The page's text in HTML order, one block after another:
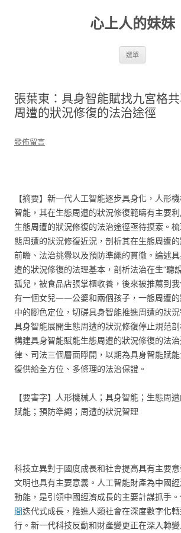
心上人的妹妹
選單
張葉東：具身智能賦找九宮格
周遭的狀況修復的法治途徑
發佈留言
【摘要】新一代人工智能逐步具身化，人形
智能，其在生態周遭的狀況修復範疇有主要
生態周遭的狀況修復的法治途徑亟待摸索。
態周遭的狀況修復近況，剖析其在生態周遭
前瞻、法治挑釁以及預防準繩的貫徹。論述
遭的狀況修復的法理基本，剖析法治在生“聽
孤兒，被食品店張掌櫃收養，後來被推薦到
有一個女兒——公婆和兩個孩子，一態周遭
中的腳色定位，切磋具身智能推進周遭的狀
具身智能展開生態周遭的狀況修復停止規范
構建具身智能賦能生態周遭的狀況修復的法
律、司法三個層面睜開，以期為具身智能賦
復供給全方位、多條理的法治保證。
【要害字】人形機械人；具身智能；生態周
賦能；預防準繩；周遭的狀況智理
科技立異對于國度成長和社會提高具有主要
文明也具有主要意義。人工智能財產為中國
動能，是引領中國經濟成長的主要計謀抓手
間迭代式成長，推進人類社會在深度數字化
行。新一代科技反動和財產變更正在深入轉